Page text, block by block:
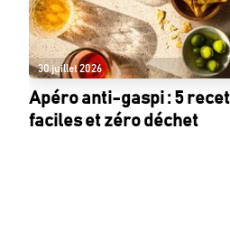
30 juillet 2026
Apéro anti-gaspi : 5
faciles et zéro déchet